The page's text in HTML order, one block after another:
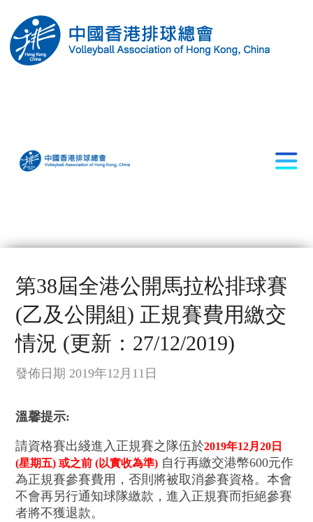
第38屆全港公開馬拉松排球賽
(乙及公開組) 正規賽費用繳交
情況 (更新：27/12/2019)
發佈日期 2019年12月11日
溫馨提示:
請資格賽出綫進入正規賽之隊伍於2019年12月20日
(星期五) 或之前 (以實收為準) 自行再繳交港幣600元作
為正規賽參賽費用，否則將被取消參賽資格。本會
不會再另行通知球隊繳款，進入正規賽而拒絕參賽
者將不獲退款。